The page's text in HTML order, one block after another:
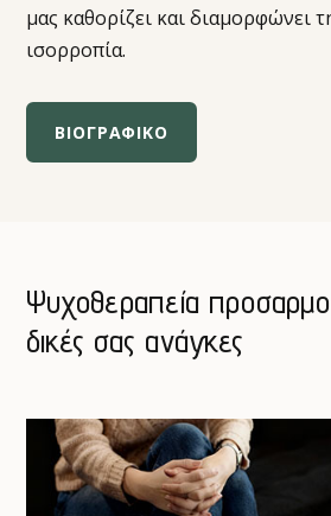
μας καθορίζει και διαμορφώνει
ισορροπία.
ΒΙΟΓΡΑΦΙΚΟ
Ψυχοθεραπεία
δικές σας ανάγκες